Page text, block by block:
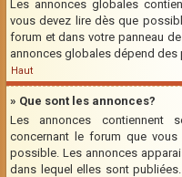
Les annonces globales
vous devez lire dès que
forum et dans votre panneau
annonces globales dépend des
Haut
» Que sont les annonces?
Les annonces contiennent
concernant le forum que
possible. Les annonces
dans lequel elles sont